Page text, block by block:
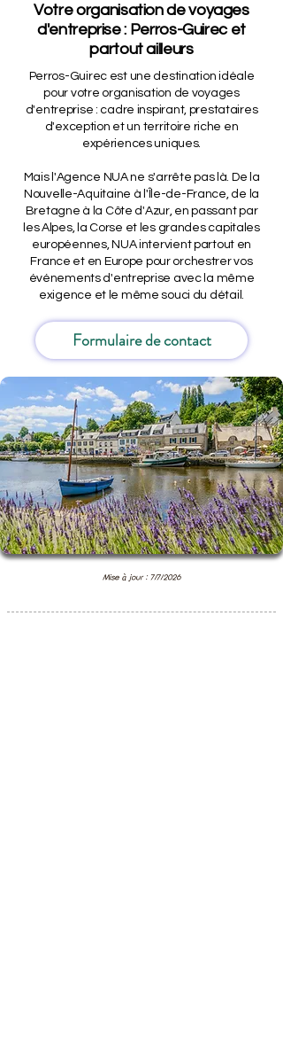
Votre organisation de voyages
d'entreprise : Perros-Guirec et
partout ailleurs
Perros-Guirec est une destination idéale
pour votre organisation de voyages
d'entreprise : cadre inspirant, prestataires
d'exception et un territoire riche en
expériences uniques.
Mais l'Agence NUA ne s'arrête pas là. De la
Nouvelle-Aquitaine à l'Île-de-France, de la
Bretagne à la Côte d'Azur, en passant par
les Alpes, la Corse et les grandes capitales
européennes, NUA intervient partout en
France et en Europe pour orchestrer vos
événements d'entreprise avec la même
exigence et le même souci du détail.
Formulaire de contact
Mise à jour : 7/7/2026